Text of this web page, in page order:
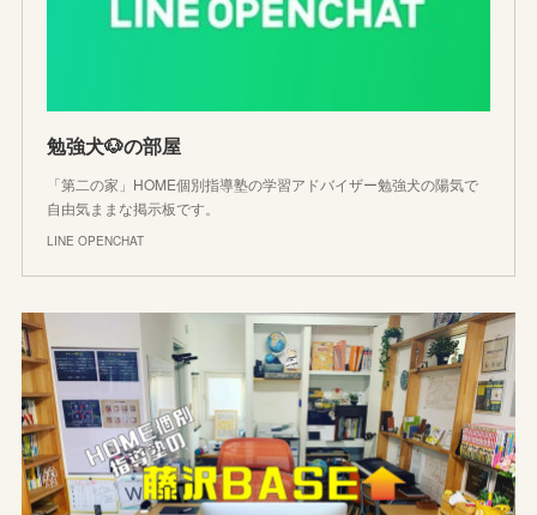
勉強犬🐶の部屋
「第二の家」HOME個別指導塾の学習アドバイザー勉強犬の陽気で
自由気ままな掲示板です。
LINE OPENCHAT